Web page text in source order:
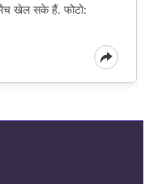
मैच खेल सके हैं. फोटो: